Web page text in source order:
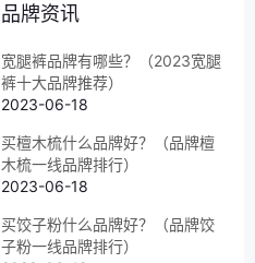
品牌资讯
宽腿裤品牌有哪些？（2023宽腿
裤十大品牌推荐）
2023-06-18
买檀木梳什么品牌好？（品牌檀
木梳一线品牌排行）
2023-06-18
买饺子粉什么品牌好？（品牌饺
子粉一线品牌排行）